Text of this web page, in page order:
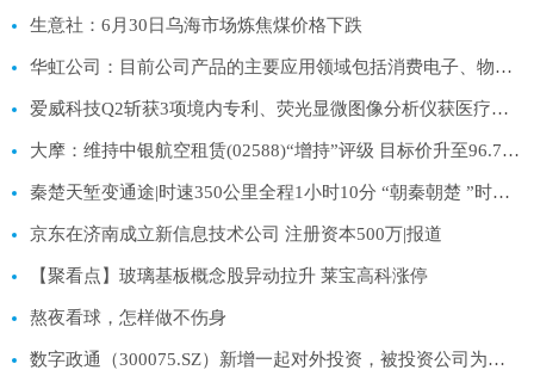
生意社：6月30日乌海市场炼焦煤价格下跌
华虹公司：目前公司产品的主要应用领域包括消费电子、物联网、工业智造、新能源汽车、新一代移动通讯等 每日视讯
爱威科技Q2斩获3项境内专利、荧光显微图像分析仪获医疗器械注册证_今日热议
大摩：维持中银航空租赁(02588)“增持”评级 目标价升至96.7港元
秦楚天堑变通途|时速350公里全程1小时10分 “朝秦朝楚 ”时代到来
京东在济南成立新信息技术公司 注册资本500万|报道
【聚看点】玻璃基板概念股异动拉升 莱宝高科涨停
熬夜看球，怎样做不伤身
数字政通（300075.SZ）新增一起对外投资，被投资公司为北京政通智算科技有限公司_焦点报道